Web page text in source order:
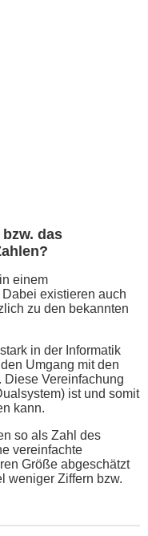
das
einem
existieren auch
zu den bekannten
in der Informatik
Umgang mit den
Diese Vereinfachung
ist und somit
kann.
so als Zahl des
vereinfachte
Größe abgeschätzt
weniger Ziffern bzw.